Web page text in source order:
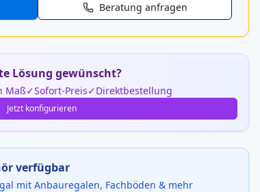
Beratung anfragen
Lösung gewünscht?
Maß Sofort-Preis Direktbestellung
Jetzt konfigurieren
verfügbar
mit Anbauregalen, Fachböden & mehr